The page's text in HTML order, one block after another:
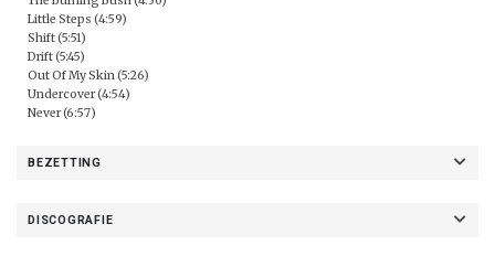
Little Steps (4:59)
Shift (5:51)
Drift (5:45)
Out Of My Skin (5:26)
Undercover (4:54)
Never (6:57)
BEZETTING
DISCOGRAFIE